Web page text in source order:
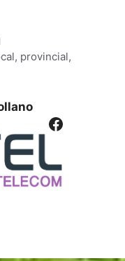
provincial,
Facebook